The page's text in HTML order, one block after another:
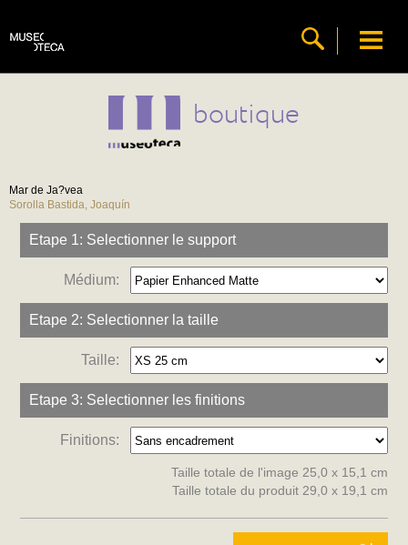
boutique
Mar de Ja?vea
Sorolla Bastida, Joaquín
Etape 1: Selectionner le support
Médium:
Etape 2: Selectionner la taille
Taille:
Etape 3: Selectionner les finitions
Finitions:
Taille totale de l'image 25,0 x 15,1 cm
Taille totale du produit 29,0 x 19,1 cm